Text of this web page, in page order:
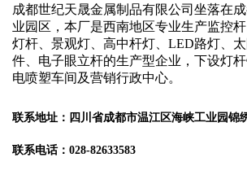
成都世纪天晟金属制品有限公司坐落在
业园区，本厂是西南地区专业生产监控
灯杆、景观灯、高中杆灯、LED路灯、
件、电子眼立杆的生产型企业，下设灯
电喷塑车间及营销行政中心。
联系地址：四川省成都市温江区海峡工业园锦
联系电话：028-82633583